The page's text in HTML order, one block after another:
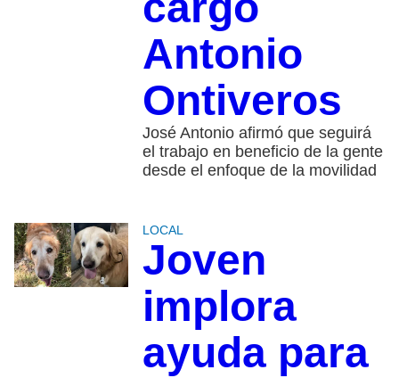
Antonio
Ontiveros
José Antonio afirmó que seguirá
el trabajo en beneficio de la gente
desde el enfoque de la movilidad
LOCAL
Joven
implora
ayuda para